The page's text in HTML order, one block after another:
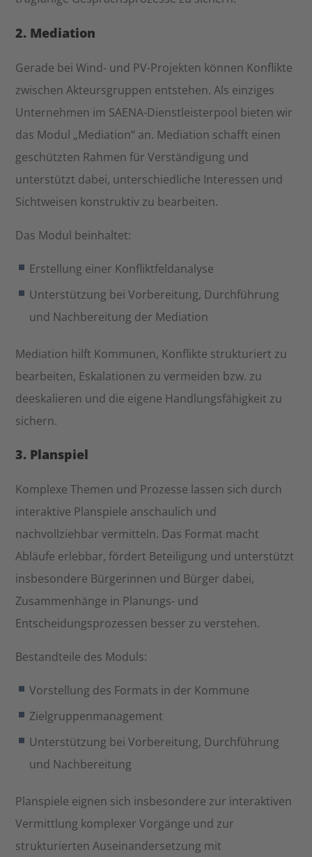
2. Mediation
Gerade bei Wind- und PV-Projekten können Konflikte
zwischen Akteursgruppen entstehen. Als einziges
Unternehmen im SAENA-Dienstleisterpool bieten wir
das Modul „Mediation“ an. Mediation schafft einen
geschützten Rahmen für Verständigung und
unterstützt dabei, unterschiedliche Interessen und
Sichtweisen konstruktiv zu bearbeiten.
Das Modul beinhaltet:
Erstellung einer Konfliktfeldanalyse
Unterstützung bei Vorbereitung, Durchführung
und Nachbereitung der Mediation
Mediation hilft Kommunen, Konflikte strukturiert zu
bearbeiten, Eskalationen zu vermeiden bzw. zu
deeskalieren und die eigene Handlungsfähigkeit zu
sichern.
3. Planspiel
Komplexe Themen und Prozesse lassen sich durch
interaktive Planspiele anschaulich und
nachvollziehbar vermitteln. Das Format macht
Abläufe erlebbar, fördert Beteiligung und unterstützt
insbesondere Bürgerinnen und Bürger dabei,
Zusammenhänge in Planungs- und
Entscheidungsprozessen besser zu verstehen.
Bestandteile des Moduls:
Vorstellung des Formats in der Kommune
Zielgruppenmanagement
Unterstützung bei Vorbereitung, Durchführung
und Nachbereitung
Planspiele eignen sich insbesondere zur interaktiven
Vermittlung komplexer Vorgänge und zur
strukturierten Auseinandersetzung mit